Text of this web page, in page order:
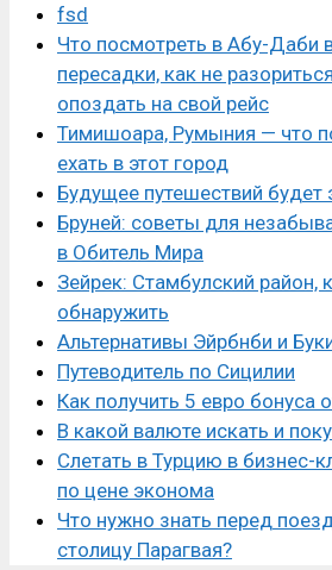
fsd
Что посмотреть в Абу-Даби
пересадки, как не
опоздать на свой рейс
Тимишоара, Румыния — что
ехать в этот город
Будущее путешествий будет
Бруней: советы для
в Обитель Мира
Зейрек: Стамбулский район,
обнаружить
Альтернативы Эйрбнби и
Путеводитель по Сицилии
Как получить 5 евро бонуса
В какой валюте искать и
Слетать в Турцию в бизнес-
по цене эконома
Что нужно знать перед
столицу Парагвая?